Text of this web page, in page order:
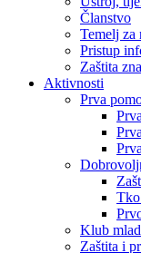
Članstvo
Temelj za
Pristup
Zaštita
Aktivnosti
Prva
Klub
Zaštita i